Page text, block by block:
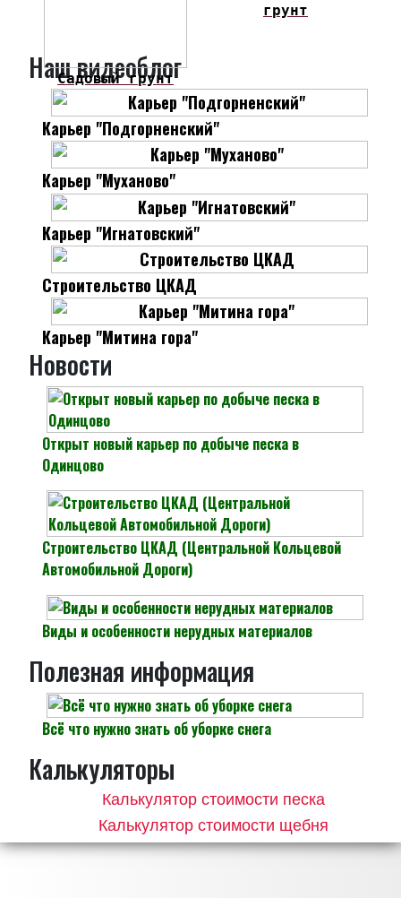
Садовый грунт
грунт
Наш видеоблог
Карьер "Подгорненский"
Карьер "Муханово"
Карьер "Игнатовский"
Строительство ЦКАД
Карьер "Митина гора"
Новости
Открыт новый карьер по добыче песка в
Одинцово
Строительство ЦКАД (Центральной Кольцевой
Автомобильной Дороги)
Виды и особенности нерудных материалов
Полезная информация
Всё что нужно знать об уборке снега
Калькуляторы
Калькулятор стоимости песка
Калькулятор стоимости щебня